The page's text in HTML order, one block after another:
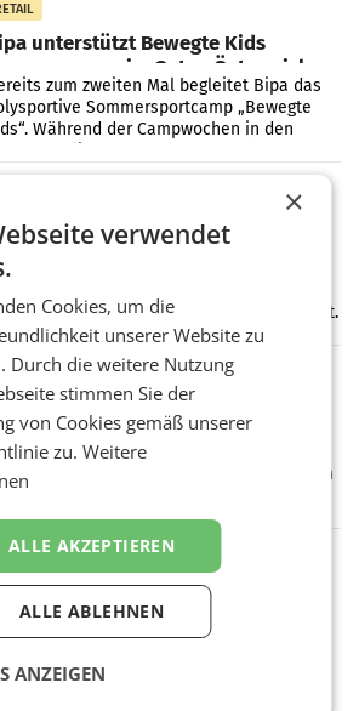
unterstützt Bewegte Kids
im Osten Österreichs
zum zweiten Mal begleitet Bipa das
Sommersportcamp „Bewegte
Während der Campwochen in den
Kinder sowie
verzeichnet solides
Quartal und steigert EBITDA
voestalpine-Konzern hat im 1. Quartal
2026) ein solides Ergebnis erwirtschaftet.
Umsatz stieg im Vergleich zur
Spray: SN Sports bringt „Keep
auf den Markt
SN Sports GmbH bringt gemeinsam mit
Firma Feygenblatt FloGu OG einen neuen
Das Produkt namens „Keep Cool“ ist zu
Prozent
Cola präsentiert
visuelle
Cola stellt ab Anfang August eine
visuelle Identität seiner
×
verwendet
Cookies, um die
unserer Website zu
Durch die weitere Nutzung
stimmen Sie der
von Cookies gemäß unserer
zu.Weitere
ALLE AKZEPTIEREN
ALLE ABLEHNEN
ANZEIGEN